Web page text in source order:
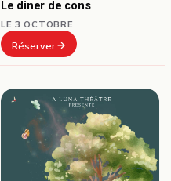
Le diner de cons
LE 3 OCTOBRE
Réserver